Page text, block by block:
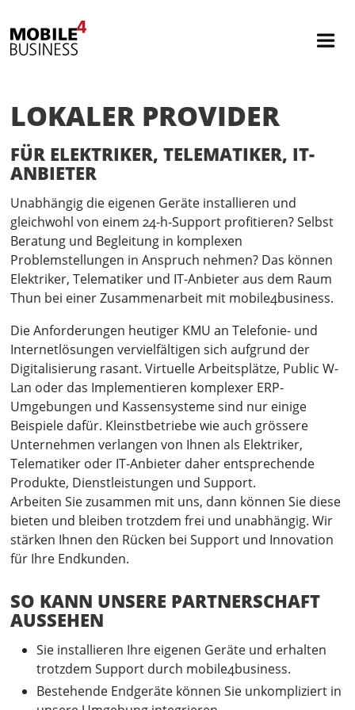
LOKALER PROVIDER
FÜR ELEKTRIKER, TELEMATIKER, IT-
ANBIETER
Unabhängig die eigenen Geräte installieren und
gleichwohl von einem 24-h-Support profitieren? Selbst
Beratung und Begleitung in komplexen
Problemstellungen in Anspruch nehmen? Das können
Elektriker, Telematiker und IT-Anbieter aus dem Raum
Thun bei einer Zusammenarbeit mit mobile4business.
Die Anforderungen heutiger KMU an Telefonie- und
Internetlösungen vervielfältigen sich aufgrund der
Digitalisierung rasant. Virtuelle Arbeitsplätze, Public W-
Lan oder das Implementieren komplexer ERP-
Umgebungen und Kassensysteme sind nur einige
Beispiele dafür. Kleinstbetriebe wie auch grössere
Unternehmen verlangen von Ihnen als Elektriker,
Telematiker oder IT-Anbieter daher entsprechende
Produkte, Dienstleistungen und Support.
Arbeiten Sie zusammen mit uns, dann können Sie diese
bieten und bleiben trotzdem frei und unabhängig. Wir
stärken Ihnen den Rücken bei Support und Innovation
für Ihre Endkunden.
SO KANN UNSERE PARTNERSCHAFT
AUSSEHEN
Sie installieren Ihre eigenen Geräte und erhalten
trotzdem Support durch mobile4business.
Bestehende Endgeräte können Sie unkompliziert in